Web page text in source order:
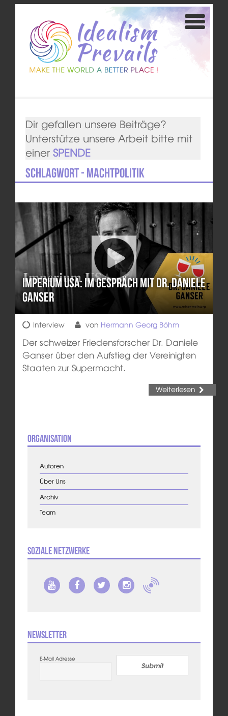
Dir gefallen unsere Beiträge?
Unterstütze unsere Arbeit bitte mit
einer SPENDE
Schlagwort - Machtpolitik
Imperium USA: Im Gespräch mit Dr. Daniele
Ganser
Interview von Hermann Georg Böhm
Der schweizer Friedensforscher Dr. Daniele
Ganser über den Aufstieg der Vereinigten
Staaten zur Supermacht.
Weiterlesen
Organisation
Autoren
Über Uns
Archiv
Team
Soziale Netzwerke
Newsletter
E-Mail Adresse
Submit